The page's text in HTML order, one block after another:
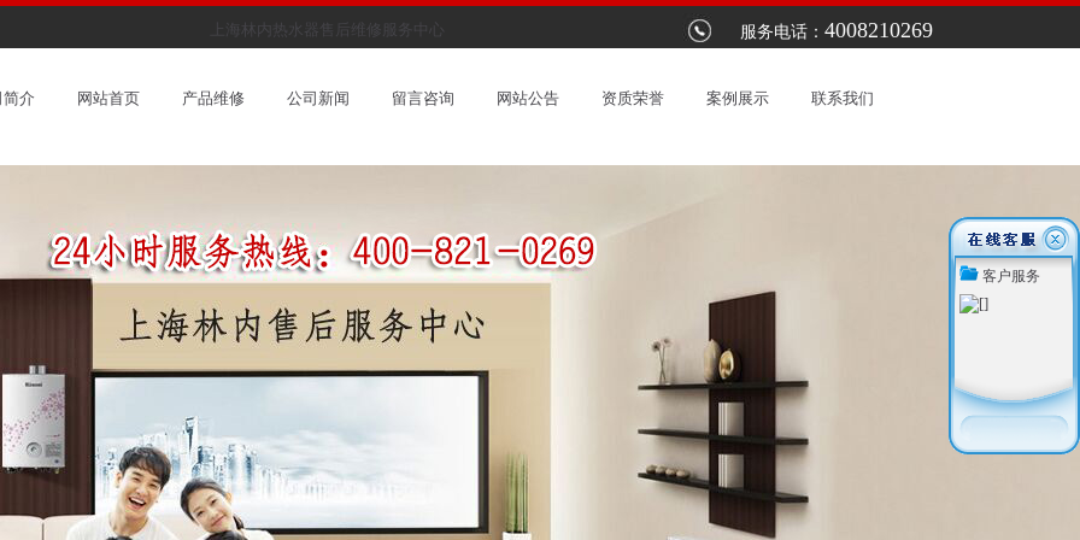
上海林内热水器售后维修服务中心，是林内热水器指定维修服务网点：以优惠的价格提供最优质的服务。上海林内热水器售
服务电话： 4008210269
介 网站首页 产品维修 公司新闻 留言咨询 网站公告 资质荣誉 案例展示 联系我们
客户服务